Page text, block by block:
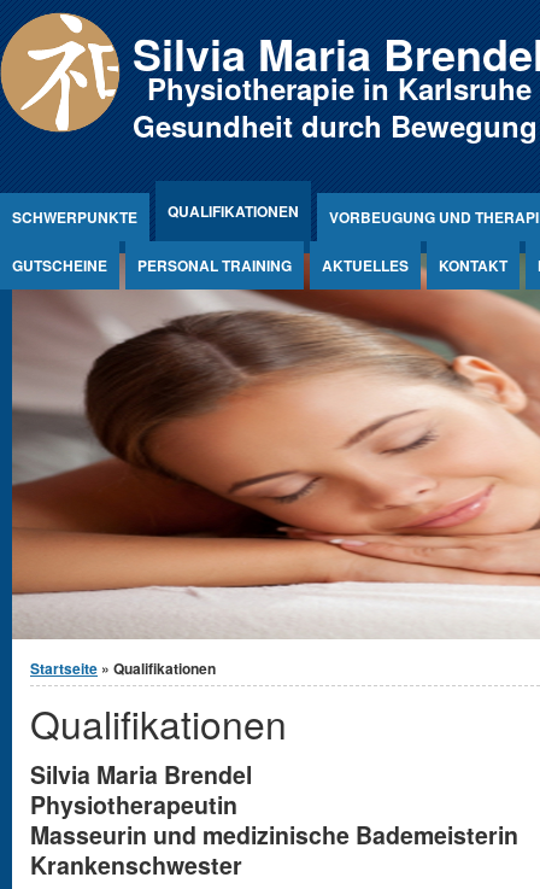
Jump to Content Silvia Maria
Physiotherapie in Karlsruhe
Gesundheit durch Bewegung
SCHWERPUNKTE QUALIFIKATIONEN VORBEUGUNG UND
GUTSCHEINE PERSONAL TRAINING AKTUELLES KONTAKT
You are here
Startseite » Qualifikationen
Qualifikationen
Silvia Maria Brendel
Physiotherapeutin
Masseurin und medizinische Bademeisterin
Krankenschwester